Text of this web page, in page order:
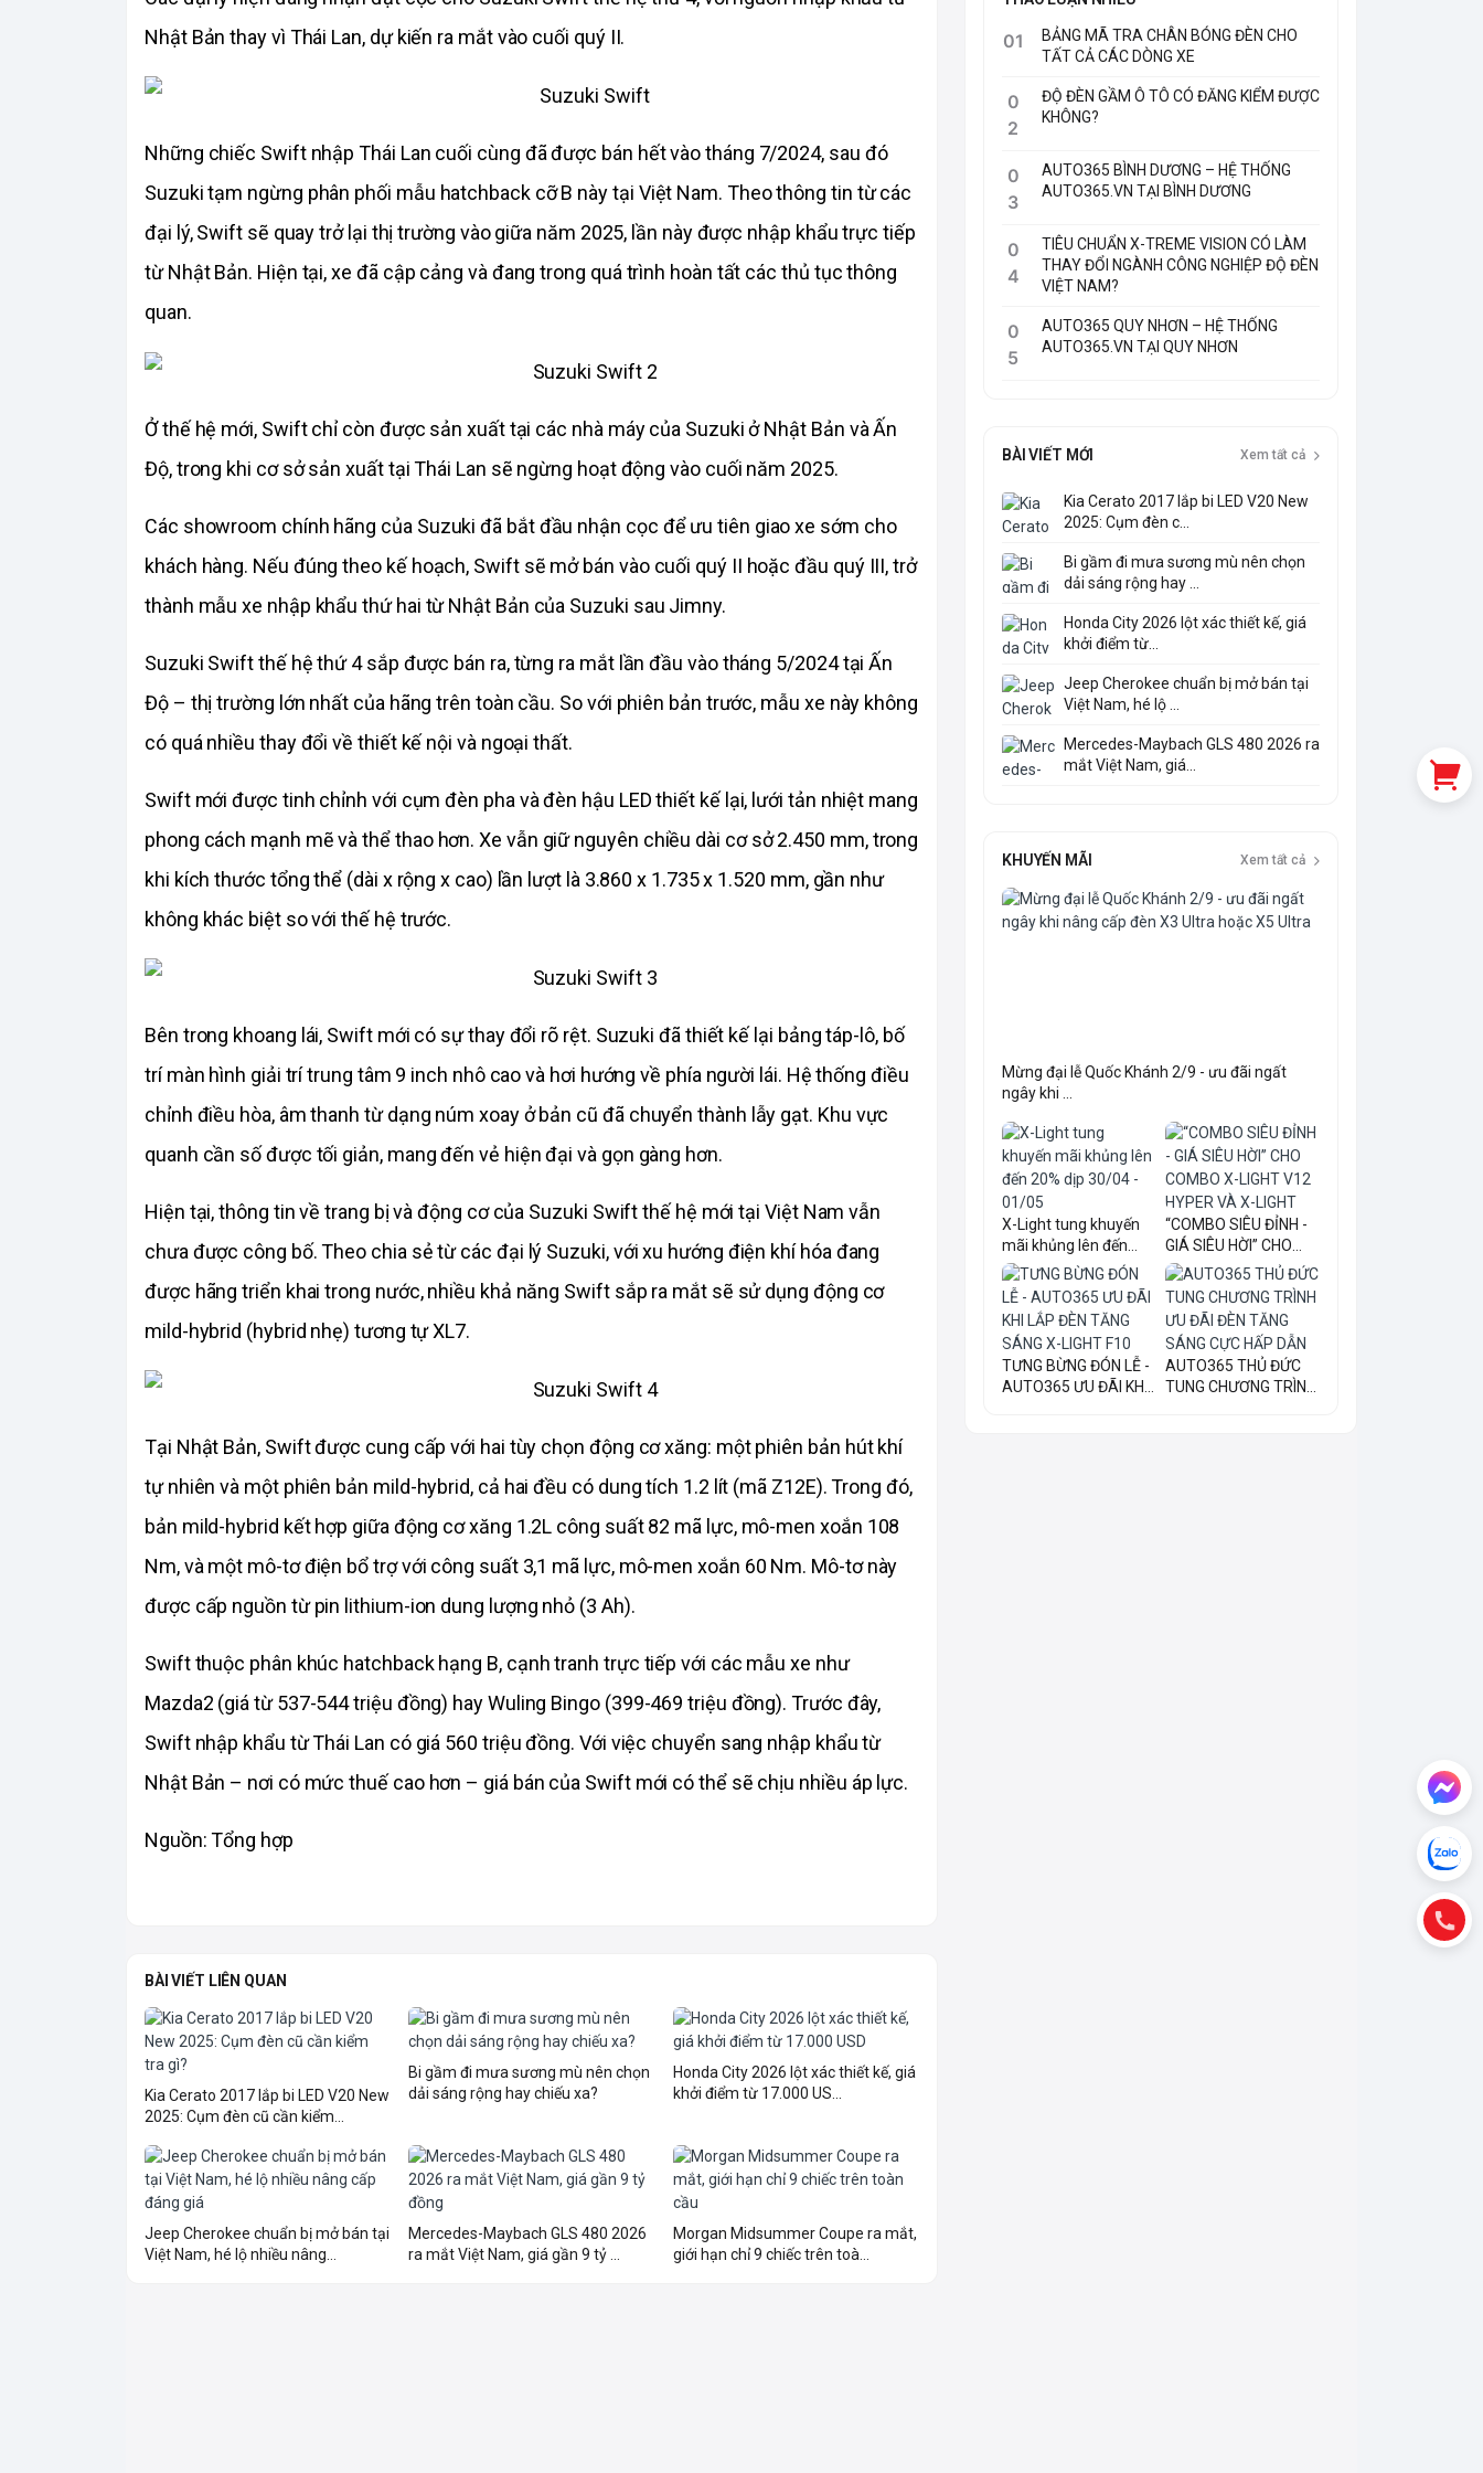
Nhật Bản thay vì Thái Lan, dự kiến ra mắt vào cuối quý II.
Những chiếc Swift nhập Thái Lan cuối cùng đã được bán hết vào tháng 7/2024, sau đó
Suzuki tạm ngừng phân phối mẫu hatchback cỡ B này tại Việt Nam. Theo thông tin từ các
đại lý, Swift sẽ quay trở lại thị trường vào giữa năm 2025, lần này được nhập khẩu trực tiếp
từ Nhật Bản. Hiện tại, xe đã cập cảng và đang trong quá trình hoàn tất các thủ tục thông
quan.
Ở thế hệ mới, Swift chỉ còn được sản xuất tại các nhà máy của Suzuki ở Nhật Bản và Ấn
Độ, trong khi cơ sở sản xuất tại Thái Lan sẽ ngừng hoạt động vào cuối năm 2025.
Các showroom chính hãng của Suzuki đã bắt đầu nhận cọc để ưu tiên giao xe sớm cho
khách hàng. Nếu đúng theo kế hoạch, Swift sẽ mở bán vào cuối quý II hoặc đầu quý III, trở
thành mẫu xe nhập khẩu thứ hai từ Nhật Bản của Suzuki sau Jimny.
Suzuki Swift thế hệ thứ 4 sắp được bán ra, từng ra mắt lần đầu vào tháng 5/2024 tại Ấn
Độ – thị trường lớn nhất của hãng trên toàn cầu. So với phiên bản trước, mẫu xe này không
có quá nhiều thay đổi về thiết kế nội và ngoại thất.
Swift mới được tinh chỉnh với cụm đèn pha và đèn hậu LED thiết kế lại, lưới tản nhiệt mang
phong cách mạnh mẽ và thể thao hơn. Xe vẫn giữ nguyên chiều dài cơ sở 2.450 mm, trong
khi kích thước tổng thể (dài x rộng x cao) lần lượt là 3.860 x 1.735 x 1.520 mm, gần như
không khác biệt so với thế hệ trước.
Bên trong khoang lái, Swift mới có sự thay đổi rõ rệt. Suzuki đã thiết kế lại bảng táp-lô, bố
trí màn hình giải trí trung tâm 9 inch nhô cao và hơi hướng về phía người lái. Hệ thống điều
chỉnh điều hòa, âm thanh từ dạng núm xoay ở bản cũ đã chuyển thành lẫy gạt. Khu vực
quanh cần số được tối giản, mang đến vẻ hiện đại và gọn gàng hơn.
Hiện tại, thông tin về trang bị và động cơ của Suzuki Swift thế hệ mới tại Việt Nam vẫn
chưa được công bố. Theo chia sẻ từ các đại lý Suzuki, với xu hướng điện khí hóa đang
được hãng triển khai trong nước, nhiều khả năng Swift sắp ra mắt sẽ sử dụng động cơ
mild-hybrid (hybrid nhẹ) tương tự XL7.
Tại Nhật Bản, Swift được cung cấp với hai tùy chọn động cơ xăng: một phiên bản hút khí
tự nhiên và một phiên bản mild-hybrid, cả hai đều có dung tích 1.2 lít (mã Z12E). Trong đó,
bản mild-hybrid kết hợp giữa động cơ xăng 1.2L công suất 82 mã lực, mô-men xoắn 108
Nm, và một mô-tơ điện bổ trợ với công suất 3,1 mã lực, mô-men xoắn 60 Nm. Mô-tơ này
được cấp nguồn từ pin lithium-ion dung lượng nhỏ (3 Ah).
Swift thuộc phân khúc hatchback hạng B, cạnh tranh trực tiếp với các mẫu xe như
Mazda2 (giá từ 537-544 triệu đồng) hay Wuling Bingo (399-469 triệu đồng). Trước đây,
Swift nhập khẩu từ Thái Lan có giá 560 triệu đồng. Với việc chuyển sang nhập khẩu từ
Nhật Bản – nơi có mức thuế cao hơn – giá bán của Swift mới có thể sẽ chịu nhiều áp lực.
Nguồn: Tổng hợp
BÀI VIẾT LIÊN QUAN
Kia Cerato 2017 lắp bi LED V20 New
2025: Cụm đèn cũ cần kiểm...
Bi gầm đi mưa sương mù nên chọn
dải sáng rộng hay chiếu xa?
Honda City 2026 lột xác thiết kế, giá
khởi điểm từ 17.000 US...
Jeep Cherokee chuẩn bị mở bán tại
Việt Nam, hé lộ nhiều nâng...
Mercedes-Maybach GLS 480 2026
ra mắt Việt Nam, giá gần 9 tỷ ...
Morgan Midsummer Coupe ra mắt,
giới hạn chỉ 9 chiếc trên toà...
01
BẢNG MÃ TRA CHÂN BÓNG ĐÈN CHO
TẤT CẢ CÁC DÒNG XE
0
2
ĐỘ ĐÈN GẦM Ô TÔ CÓ ĐĂNG KIỂM ĐƯỢC
KHÔNG?
0
3
AUTO365 BÌNH DƯƠNG – HỆ THỐNG
AUTO365.VN TẠI BÌNH DƯƠNG
0
4
TIÊU CHUẨN X-TREME VISION CÓ LÀM
THAY ĐỔI NGÀNH CÔNG NGHIỆP ĐỘ ĐÈN
VIỆT NAM?
0
5
AUTO365 QUY NHƠN – HỆ THỐNG
AUTO365.VN TẠI QUY NHƠN
BÀI VIẾT MỚI Xem tất cả
Kia Cerato 2017 lắp bi LED V20 New
2025: Cụm đèn c...
Bi gầm đi mưa sương mù nên chọn
dải sáng rộng hay ...
Honda City 2026 lột xác thiết kế, giá
khởi điểm từ...
Jeep Cherokee chuẩn bị mở bán tại
Việt Nam, hé lộ ...
Mercedes-Maybach GLS 480 2026 ra
mắt Việt Nam, giá...
KHUYẾN MÃI Xem tất cả
Mừng đại lễ Quốc Khánh 2/9 - ưu đãi ngất
ngây khi ...
X-Light tung khuyến
mãi khủng lên đến
20...
“COMBO SIÊU ĐỈNH -
GIÁ SIÊU HỜI” CHO
COM...
TƯNG BỪNG ĐÓN LỄ -
AUTO365 ƯU ĐÃI KHI
AUTO365 THỦ ĐỨC
TUNG CHƯƠNG TRÌNH